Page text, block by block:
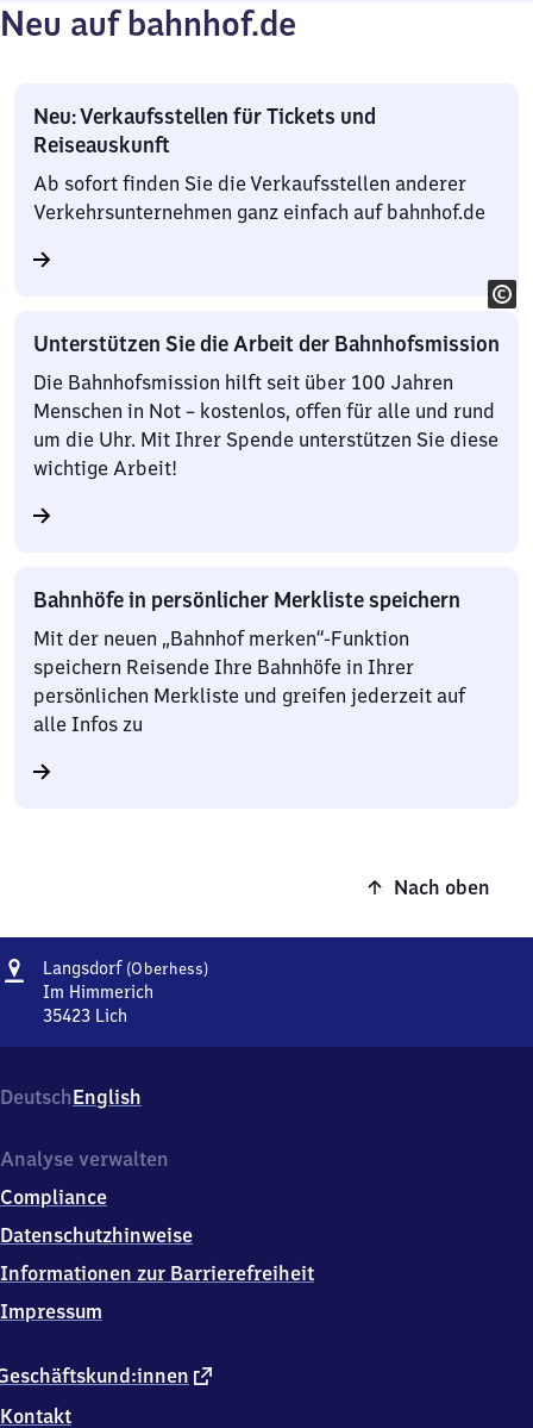
Neu auf bahnhof.de
Neu: Verkaufsstellen für Tickets und
Reiseauskunft
Ab sofort finden Sie die Verkaufsstellen anderer
Verkehrsunternehmen ganz einfach auf bahnhof.de
Unterstützen Sie die Arbeit der Bahnhofsmission
Die Bahnhofsmission hilft seit über 100 Jahren
Menschen in Not – kostenlos, offen für alle und rund
um die Uhr. Mit Ihrer Spende unterstützen Sie diese
wichtige Arbeit!
Bahnhöfe in persönlicher Merkliste speichern
Mit der neuen „Bahnhof merken“-Funktion
speichern Reisende Ihre Bahnhöfe in Ihrer
persönlichen Merkliste und greifen jederzeit auf
alle Infos zu
Nach oben
Adresse
Langsdorf (Oberhess)Langsdorf
Im Himmerich
35423 Lich
Im
Himmerich,
5
2
3
DeutschEnglish
externer
Kontakt
Analyse verwalten
Compliance
Datenschutzhinweise
Informationen zur Barrierefreiheit
Impressum